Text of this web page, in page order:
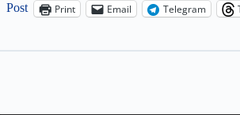
Post Print Email Telegram